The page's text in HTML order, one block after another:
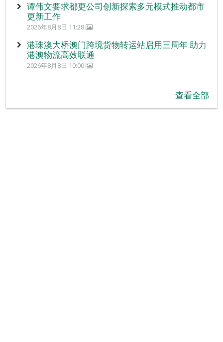
谭伟文要求都更公司创新探索多元模式推动都市
更新工作
2026年8月8日 11:28
港珠澳大桥澳门跨境货物转运站启用三周年 助力
港澳物流高效联通
2026年8月8日 10:00
查看全部